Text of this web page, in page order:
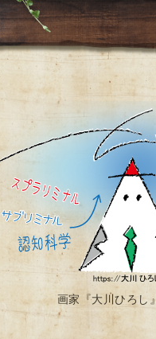
画家『大川ひろし